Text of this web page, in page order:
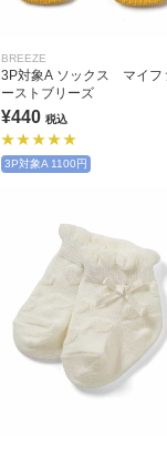
BREEZE
3P対象A ソックス マイフ
ーストブリーズ
¥440 税込
3P対象A 1100円